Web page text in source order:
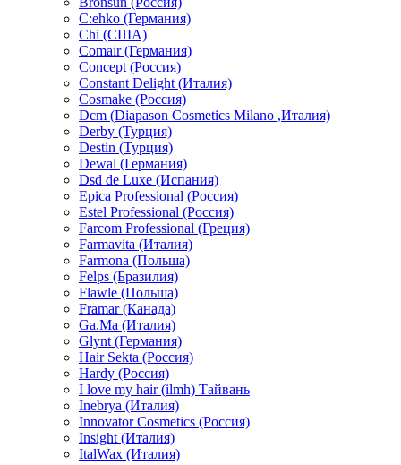
C:ehko (Германия)
Chi (США)
Comair (Германия)
Concept (Россия)
Constant Delight (Италия)
Cosmake (Россия)
Dcm (Diapason Cosmetics Milano ,Италия)
Derby (Турция)
Destin (Турция)
Dewal (Германия)
Dsd de Luxe (Испания)
Epica Professional (Россия)
Estel Professional (Россия)
Farcom Professional (Греция)
Farmavita (Италия)
Farmona (Польша)
Felps (Бразилия)
Flawle (Польша)
Framar (Канада)
Ga.Ma (Италия)
Glynt (Германия)
Hair Sekta (Россия)
Hardy (Россия)
I love my hair (ilmh) Тайвань
Inebrya (Италия)
Innovator Cosmetics (Россия)
Insight (Италия)
ItalWax (Италия)